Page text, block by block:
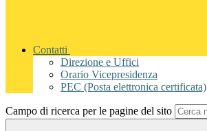
Contatti
Direzione e Uffici
Orario Vicepresidenza
PEC (Posta elettronica certificata)
Campo di ricerca per le pagine del sito